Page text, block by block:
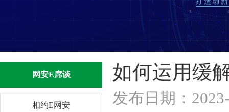
网安E席谈
相约E网安
如何运用缓
发布日期：